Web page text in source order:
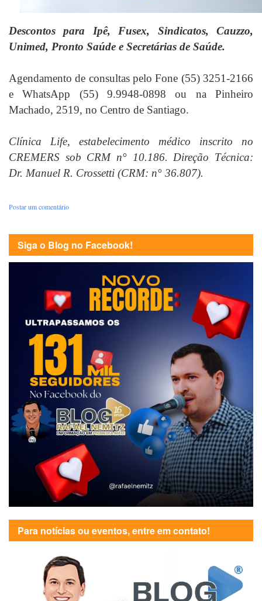
Descontos para Ipê, Fusex, Sindicatos, Cauzzo,
Unimed, Pronto Saúde e Secretárias de Saúde.
Agendamento de consultas pelo Fone (55) 3251-2166
e WhatsApp (55) 9.9948-0898 ou na Pinheiro
Machado, 2519, no Centro de Santiago.
Clínica Life, estabelecimento médico inscrito no
CREMERS sob CRM n° 10.186. Direção Técnica:
Dr. Manuel R. Crossetti (CRM: n° 36.807).
Postar um comentário
Siga o Blog no Facebook!
Para notícias ou eventos, entre em contato!